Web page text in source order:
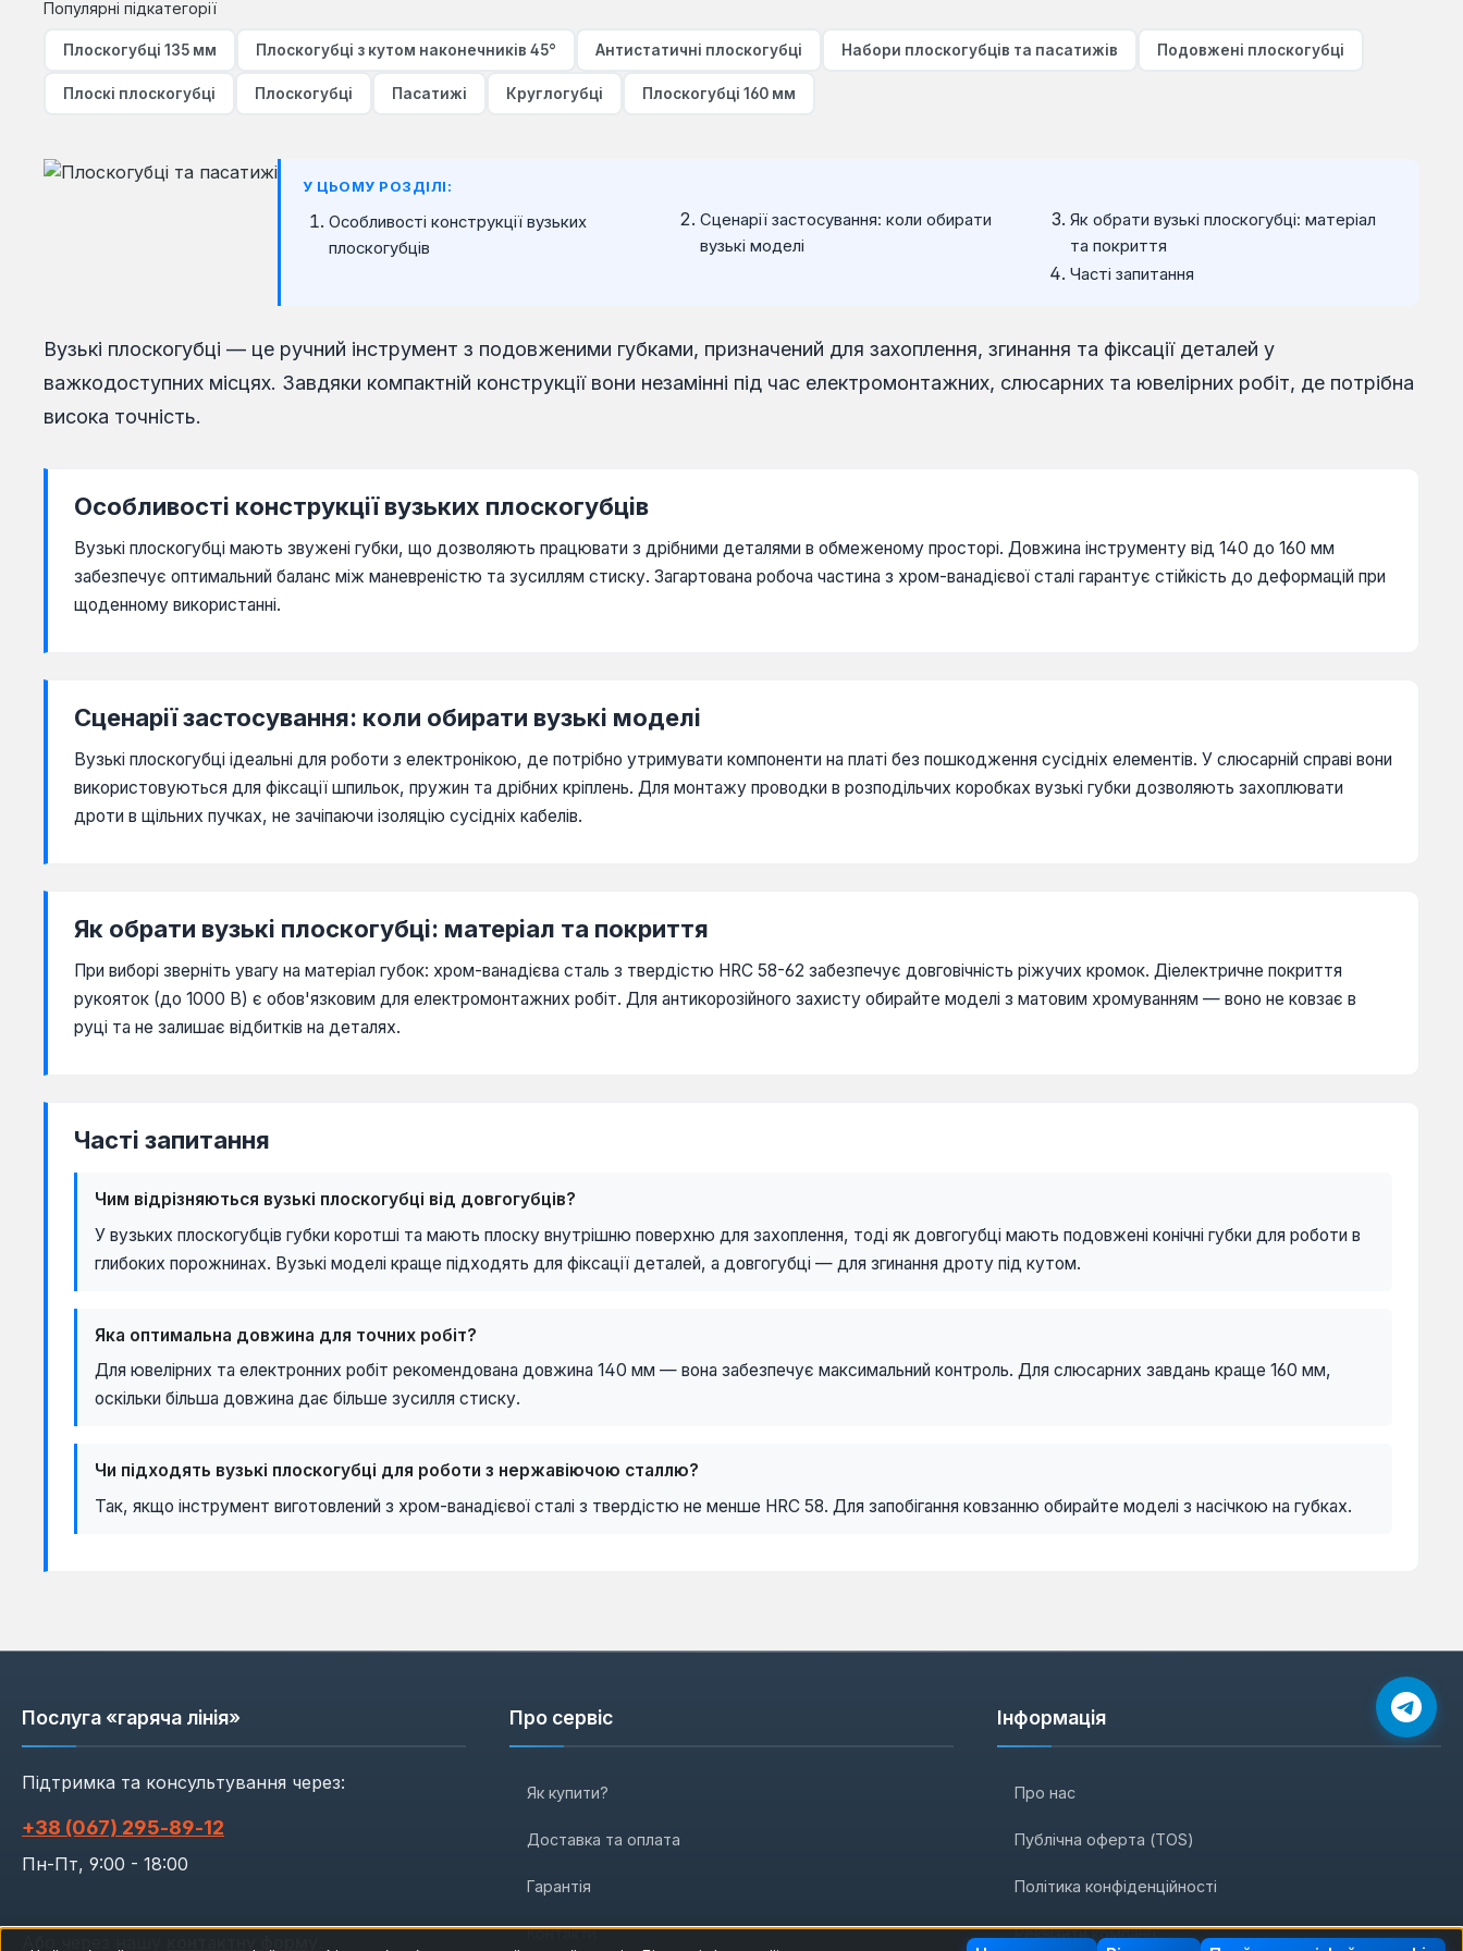
Популярні підкатегорії
Плоскогубці 135 мм Плоскогубці з кутом наконечників 45° Антистатичні плоскогубці Набори плоскогубців та пасатижів Подовжені плоскогубці
Плоскі плоскогубці Плоскогубці Пасатижі Круглогубці Плоскогубці 160 мм
У ЦЬОМУ РОЗДІЛІ:
Особливості конструкції вузьких
плоскогубців
Сценарії застосування: коли обирати
вузькі моделі
Як обрати вузькі плоскогубці: матеріал
та покриття
Часті запитання
Вузькі плоскогубці — це ручний інструмент з подовженими губками, призначений для захоплення, згинання та фіксації деталей у
важкодоступних місцях. Завдяки компактній конструкції вони незамінні під час електромонтажних, слюсарних та ювелірних робіт, де потрібна
висока точність.
Особливості конструкції вузьких плоскогубців
Вузькі плоскогубці мають звужені губки, що дозволяють працювати з дрібними деталями в обмеженому просторі. Довжина інструменту від 140 до 160 мм
забезпечує оптимальний баланс між маневреністю та зусиллям стиску. Загартована робоча частина з хром-ванадієвої сталі гарантує стійкість до деформацій при
щоденному використанні.
Сценарії застосування: коли обирати вузькі моделі
Вузькі плоскогубці ідеальні для роботи з електронікою, де потрібно утримувати компоненти на платі без пошкодження сусідніх елементів. У слюсарній справі вони
використовуються для фіксації шпильок, пружин та дрібних кріплень. Для монтажу проводки в розподільчих коробках вузькі губки дозволяють захоплювати
дроти в щільних пучках, не зачіпаючи ізоляцію сусідніх кабелів.
Як обрати вузькі плоскогубці: матеріал та покриття
При виборі зверніть увагу на матеріал губок: хром-ванадієва сталь з твердістю HRC 58-62 забезпечує довговічність ріжучих кромок. Діелектричне покриття
рукояток (до 1000 В) є обов'язковим для електромонтажних робіт. Для антикорозійного захисту обирайте моделі з матовим хромуванням — воно не ковзає в
руці та не залишає відбитків на деталях.
Часті запитання
Чим відрізняються вузькі плоскогубці від довгогубців?
У вузьких плоскогубців губки коротші та мають плоску внутрішню поверхню для захоплення, тоді як довгогубці мають подовжені конічні губки для роботи в
глибоких порожнинах. Вузькі моделі краще підходять для фіксації деталей, а довгогубці — для згинання дроту під кутом.
Яка оптимальна довжина для точних робіт?
Для ювелірних та електронних робіт рекомендована довжина 140 мм — вона забезпечує максимальний контроль. Для слюсарних завдань краще 160 мм,
оскільки більша довжина дає більше зусилля стиску.
Чи підходять вузькі плоскогубці для роботи з нержавіючою сталлю?
Так, якщо інструмент виготовлений з хром-ванадієвої сталі з твердістю не менше HRC 58. Для запобігання ковзанню обирайте моделі з насічкою на губках.
Послуга «гаряча лінія»
Підтримка та консультування через:
+38 (067) 295‑89‑12
Пн-Пт, 9:00 - 18:00
Про сервіс
Як купити?
Доставка та оплата
Гарантія
Контакти
Інформація
Про нас
Публічна оферта (TOS)
Політика конфіденційності
Реквізити компанії